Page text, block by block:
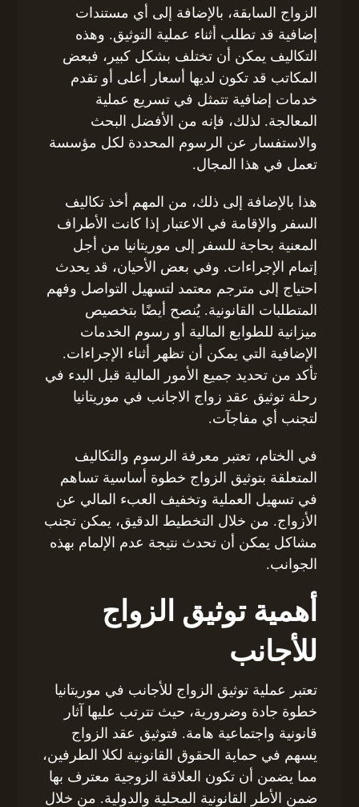
الزواج السابقة، بالإضافة إلى أي مستندات
إضافية قد تطلب أثناء عملية التوثيق. وهذه
التكاليف يمكن أن تختلف بشكل كبير، فبعض
المكاتب قد تكون لديها أسعار أعلى أو تقدم
خدمات إضافية تتمثل في تسريع عملية
المعالجة. لذلك، فإنه من الأفضل البحث
والاستفسار عن الرسوم المحددة لكل مؤسسة
تعمل في هذا المجال.
هذا بالإضافة إلى ذلك، من المهم أخذ تكاليف
السفر والإقامة في الاعتبار إذا كانت الأطراف
المعنية بحاجة للسفر إلى موريتانيا من أجل
إتمام الإجراءات. وفي بعض الأحيان، قد يحدث
احتياج إلى مترجم معتمد لتسهيل التواصل وفهم
المتطلبات القانونية. يُنصح أيضًا بتخصيص
ميزانية للطوابع المالية أو رسوم الخدمات
الإضافية التي يمكن أن تظهر أثناء الإجراءات.
تأكد من تحديد جميع الأمور المالية قبل البدء في
رحلة توثيق عقد زواج الاجانب في موريتانيا
لتجنب أي مفاجآت.
في الختام، تعتبر معرفة الرسوم والتكاليف
المتعلقة بتوثيق الزواج خطوة أساسية تساهم
في تسهيل العملية وتخفيف العبء المالي عن
الأزواج. من خلال التخطيط الدقيق، يمكن تجنب
مشاكل يمكن أن تحدث نتيجة عدم الإلمام بهذه
الجوانب.
أهمية توثيق الزواج
للأجانب
تعتبر عملية توثيق الزواج للأجانب في موريتانيا
خطوة جادة وضرورية، حيث تترتب عليها آثار
قانونية واجتماعية هامة. فتوثيق عقد الزواج
يسهم في حماية الحقوق القانونية لكلا الطرفين،
مما يضمن أن تكون العلاقة الزوجية معترف بها
ضمن الأطر القانونية المحلية والدولية. من خلال